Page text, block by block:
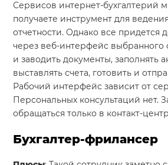
Контакты
Сервисов интернет-бухгалтерий
получаете инструмент для
отчетности. Однако все придется
через веб-интерфейс выбранного
и заводить документы, заполнять
выставлять счета, готовить и
Рабочий интерфейс зависит от
Персональных консультаций
обращаться только в контакт-
Бухгалтер-фрилансер